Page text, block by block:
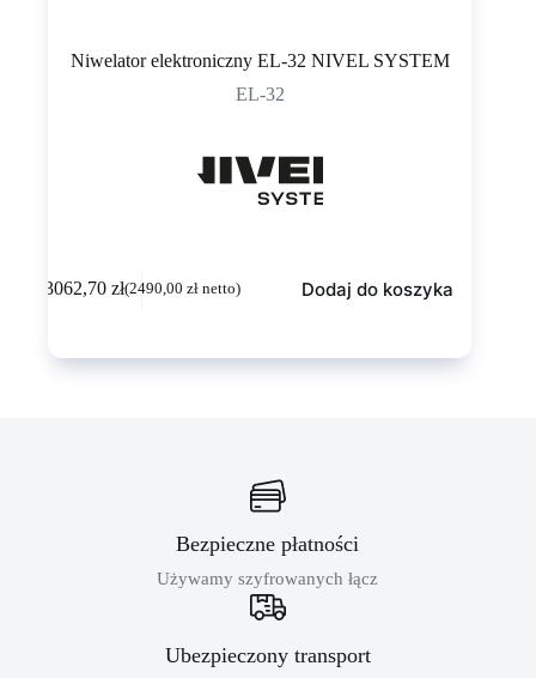
Niwelator elektroniczny EL-32 NIVEL SYSTEM
EL-32
3062,70 zł(2490,00 złnetto) Dodaj do koszyka
Bezpieczne płatności
Używamy szyfrowanych łącz
Ubezpieczony transport